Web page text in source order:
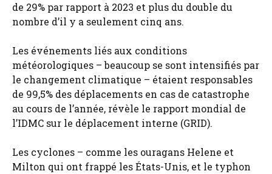
de 29% par rapport à 2023 et plus du double du
nombre d’il y a seulement cinq ans.
Les événements liés aux conditions
météorologiques – beaucoup se sont intensifiés par
le changement climatique – étaient responsables
de 99,5% des déplacements en cas de catastrophe
au cours de l’année, révèle le rapport mondial de
l’IDMC sur le déplacement interne (GRID).
Les cyclones – comme les ouragans Helene et
Milton qui ont frappé les États-Unis, et le typhon